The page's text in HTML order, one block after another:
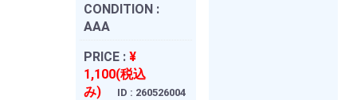
CONDITION :
AAA
PRICE : ¥
1,100(税込
み)
ID : 260526004